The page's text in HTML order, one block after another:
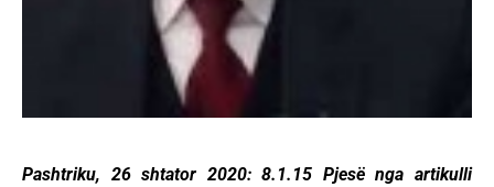
Pashtriku, 26 shtator 2020: 8.1.15 Pjesë nga artikulli